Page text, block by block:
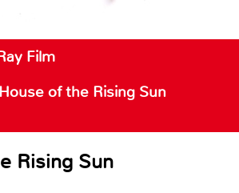
Film
of the Rising Sun
Rising Sun